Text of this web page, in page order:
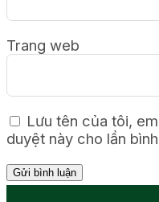
Trang web
Lưu tên của tôi,
duyệt này cho lần